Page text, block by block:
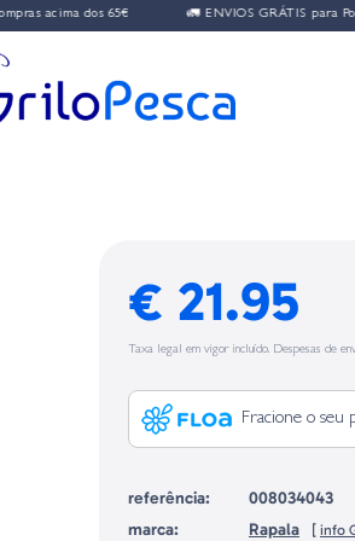
acima dos 65€ 🚛 ENVIOS GRÁTIS para
€ 21.95
Taxa legal em vigor incluído. Despesas de
Fracione o
referência:
008034043
marca:
Rapala [ info